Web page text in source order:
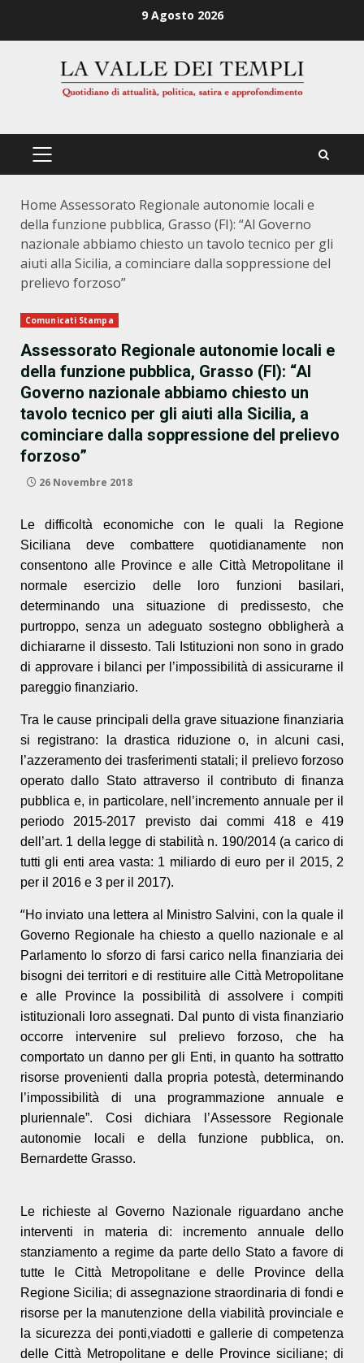
9 Agosto 2026
PRIMÄRES
Home Assessorato Regionale autonomie locali e
della funzione pubblica, Grasso (FI): “Al Governo
nazionale abbiamo chiesto un tavolo tecnico per gli
aiuti alla Sicilia, a cominciare dalla soppressione del
prelievo forzoso”
Comunicati Stampa
Assessorato Regionale autonomie locali e
della funzione pubblica, Grasso (FI): “Al
Governo nazionale abbiamo chiesto un
tavolo tecnico per gli aiuti alla Sicilia, a
cominciare dalla soppressione del prelievo
forzoso”
26 Novembre 2018
Le difficoltà economiche con le quali la Regione
Siciliana deve combattere quotidianamente non
consentono alle Province e alle Città Metropolitane il
normale esercizio delle loro funzioni basilari,
determinando una situazione di predissesto, che
purtroppo, senza un adeguato sostegno obbligherà a
dichiararne il dissesto. Tali Istituzioni non sono in grado
di approvare i bilanci per l’impossibilità di assicurarne il
pareggio finanziario.
Tra le cause principali della grave situazione finanziaria
si registrano: la drastica riduzione o, in alcuni casi,
l’azzeramento dei trasferimenti statali; il prelievo forzoso
operato dallo Stato attraverso il contributo di finanza
pubblica e, in particolare, nell’incremento annuale per il
periodo 2015-2017 previsto dai commi 418 e 419
dell’art. 1 della legge di stabilità n. 190/2014 (a carico di
tutti gli enti area vasta: 1 miliardo di euro per il 2015, 2
per il 2016 e 3 per il 2017).
“Ho inviato una lettera al Ministro Salvini, con la quale il
Governo Regionale ha chiesto a quello nazionale e al
Parlamento lo sforzo di farsi carico nella finanziaria dei
bisogni dei territori e di restituire alle Città Metropolitane
e alle Province la possibilità di assolvere i compiti
istituzionali loro assegnati. Dal punto di vista finanziario
occorre intervenire sul prelievo forzoso, che ha
comportato un danno per gli Enti, in quanto ha sottratto
risorse provenienti dalla propria potestà, determinando
l’impossibilità di una programmazione annuale e
pluriennale”. Cosi dichiara l’Assessore Regionale
autonomie locali e della funzione pubblica, on.
Bernardette Grasso.
Le richieste al Governo Nazionale riguardano anche
interventi in materia di: incremento annuale dello
stanziamento a regime da parte dello Stato a favore di
tutte le Città Metropolitane e delle Province della
Regione Sicilia; di assegnazione straordinaria di fondi e
risorse per la manutenzione della viabilità provinciale e
la sicurezza dei ponti,viadotti e gallerie di competenza
delle Città Metropolitane e delle Province siciliane; di